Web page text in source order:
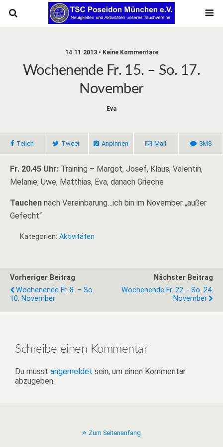
14.11.2013 • Keine Kommentare
Wochenende Fr. 15. – So. 17.
November
Eva
Teilen Tweet Anpinnen Mail SMS
Fr. 20.45 Uhr: Training – Margot, Josef, Klaus, Valentin,
Melanie, Uwe, Matthias, Eva, danach Grieche
Tauchen nach Vereinbarung…ich bin im November „außer
Gefecht“
Kategorien: Aktivitäten
Vorheriger Beitrag
Wochenende Fr. 8. – So.
10. November
Nächster Beitrag
Wochenende Fr. 22. - So. 24.
November
Schreibe einen Kommentar
Du musst angemeldet sein, um einen Kommentar
abzugeben.
Zum Seitenanfang